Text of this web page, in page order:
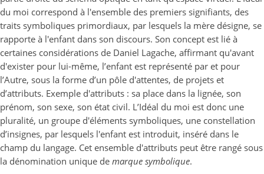
du moi correspond à l'ensemble des premiers signifiants, des
traits symboliques primordiaux, par lesquels la mère désigne, se
rapporte à l'enfant dans son discours. Son concept est lié à
certaines considérations de Daniel Lagache, affirmant qu'avant
d'exister pour lui-même, l’enfant est représenté par et pour
l’Autre, sous la forme d’un pôle d'attentes, de projets et
d’attributs. Exemple d'attributs : sa place dans la lignée, son
prénom, son sexe, son état civil. L’Idéal du moi est donc une
pluralité, un groupe d'éléments symboliques, une constellation
d’insignes, par lesquels l'enfant est introduit, inséré dans le
champ du langage. Cet ensemble d'attributs peut être rangé sous
la dénomination unique demarque symbolique.